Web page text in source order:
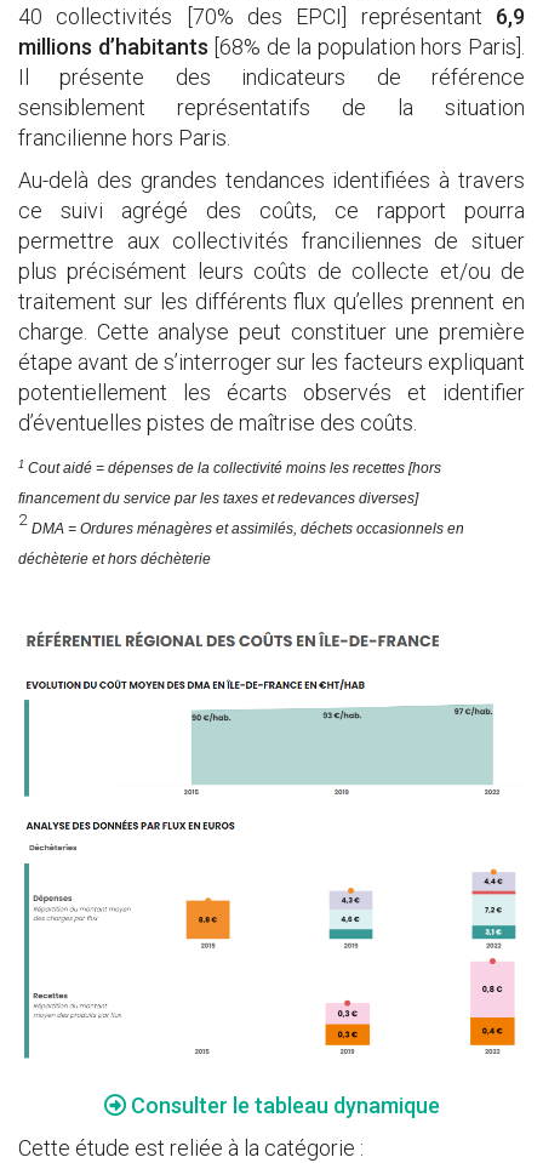
40 collectivités [70% des EPCI] représentant 6,9
millions d’habitants [68% de la population hors Paris].
Il présente des indicateurs de référence
sensiblement représentatifs de la situation
francilienne hors Paris.
Au-delà des grandes tendances identifiées à travers
ce suivi agrégé des coûts, ce rapport pourra
permettre aux collectivités franciliennes de situer
plus précisément leurs coûts de collecte et/ou de
traitement sur les différents flux qu’elles prennent en
charge. Cette analyse peut constituer une première
étape avant de s’interroger sur les facteurs expliquant
potentiellement les écarts observés et identifier
d’éventuelles pistes de maîtrise des coûts.
1 Cout aidé = dépenses de la collectivité moins les recettes [hors
financement du service par les taxes et redevances diverses]
2 DMA = Ordures ménagères et assimilés, déchets occasionnels en
déchèterie et hors déchèterie
Consulter le tableau dynamique
Cette étude est reliée à la catégorie :